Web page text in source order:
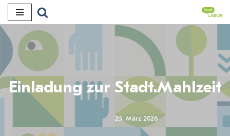
Inhalt
Einladung zur Stadt.Mahlzeit
25. März 2026